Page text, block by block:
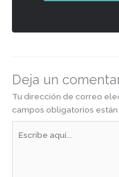
Deja un
Tu dirección de correo
campos obligatorios
aquí...